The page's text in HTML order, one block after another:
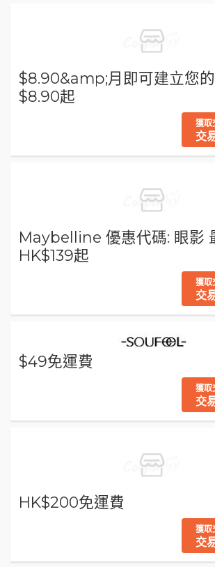
$8.90&amp;月即可建立您
$8.90起
獲取
交
Maybelline 優惠代碼: 眼影
HK$139起
獲取
交
$49免運費
獲取
交
HK$200免運費
獲取
交